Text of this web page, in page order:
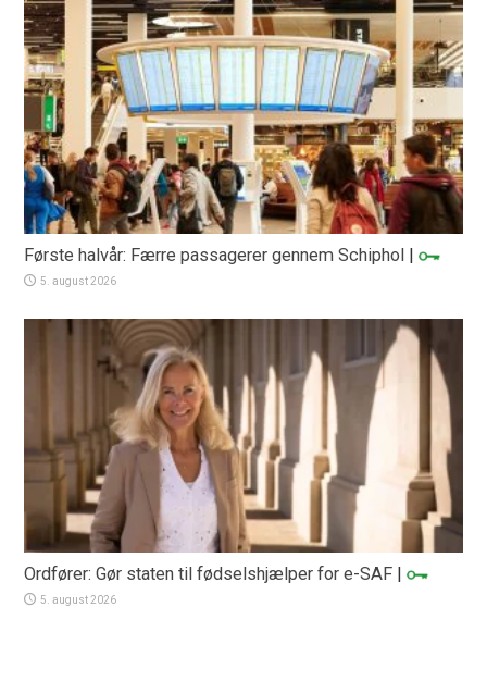
Første halvår: Færre passagerer gennem Schiphol |
5. august 2026
Ordfører: Gør staten til fødselshjælper for e-SAF |
5. august 2026